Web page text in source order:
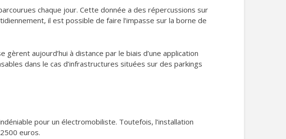
chaque jour. Cette donnée a des répercussions sur
il est possible de faire l’impasse sur la borne de
aujourd’hui à distance par le biais d’une application
dans le cas d’infrastructures situées sur des parkings
pour un électromobiliste. Toutefois, l’installation
euros.